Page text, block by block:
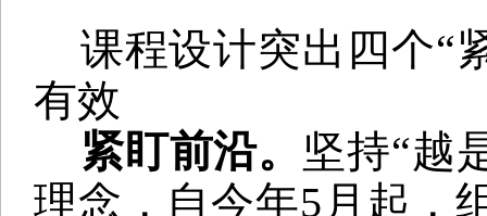
课程设计突出四个“
有效
紧盯前沿。 坚持“越
理念，自今年5月起，